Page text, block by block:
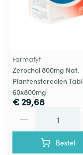
Farmafyt
Zerochol 800mg Nat.
Plantenstereolen Tabl
60x800mg
€ 29,68
Bestel